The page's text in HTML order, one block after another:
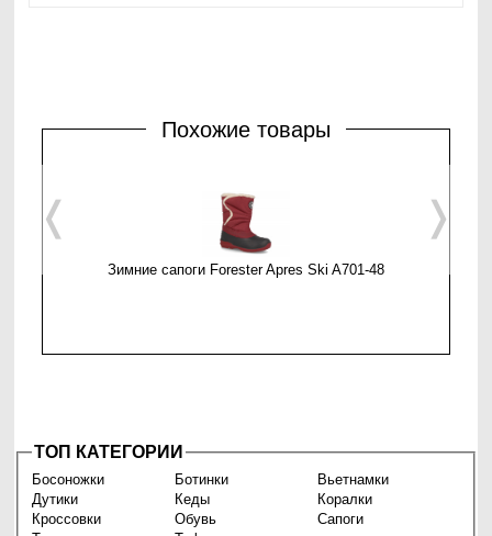
Похожие товары
Зимние сапоги Forester Apres Ski A701-48
❬ ❭
ТОП КАТЕГОРИИ
Босоножки Ботинки
Вьетнамки
Дутики
Кеды
Коралки
Кроссовки
Обувь
Сапоги